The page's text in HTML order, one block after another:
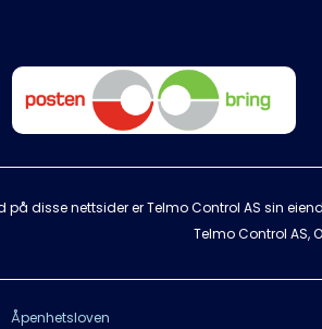
på disse nettsider er Telmo Control AS sin
Telmo Control AS,
Åpenhetsloven